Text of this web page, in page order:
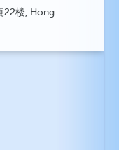
22楼, Hong